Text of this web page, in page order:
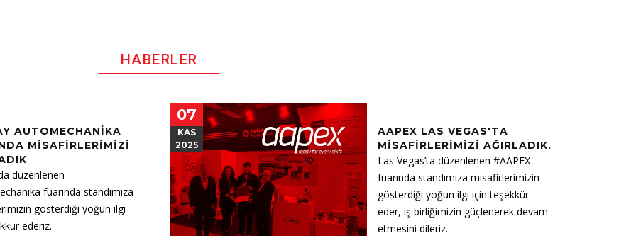
HABERLER
AUTOMECHANIKA
MISAFIRLERIMIZI
düzenlenen
fuarında standımıza
gösterdiği yoğun ilgi
ederiz.
07
KAS
2025
AAPEX LAS VEGAS'TA
MISAFIRLERIMIZI AĞIRLADIK.
Las Vegas’ta düzenlenen #AAPEX
fuarında standımıza misafirlerimizin
gösterdiği yoğun ilgi için teşekkür
eder, iş birliğimizin güçlenerek devam
etmesini dileriz.